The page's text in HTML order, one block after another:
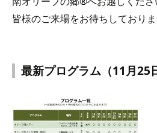
皆様のご来場をお待ちしておりま
最新プログラム（11月25